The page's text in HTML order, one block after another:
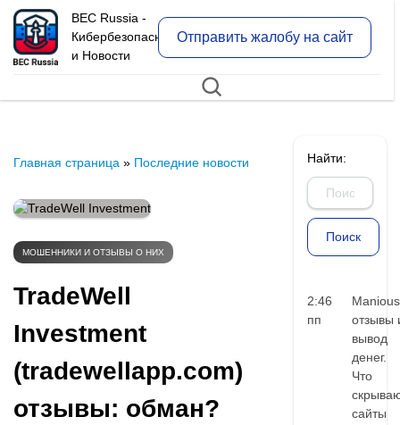
BEC Russia -
Кибербезопасность
и Новости
Отправить жалобу на сайт
Главная страница » Последние новости
МОШЕННИКИ И ОТЗЫВЫ О НИХ
TradeWell
Investment
(tradewellapp.com)
отзывы: обман?
Найти:
2:46
пп
Manious
отзывы
вывод
денег.
Что
сайты